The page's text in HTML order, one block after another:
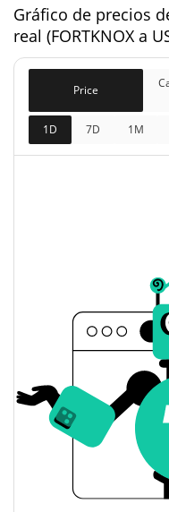
mercado
completamente
Historial de precios
Máximo histórico
mar. 17, 2025 (1 years
Gráfico de precios
real (FORTKNOX a
Price
1D 7D 1M